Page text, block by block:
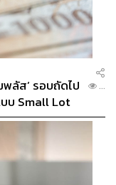
ลัส’ รอบถัดไป
บ Small Lot
...